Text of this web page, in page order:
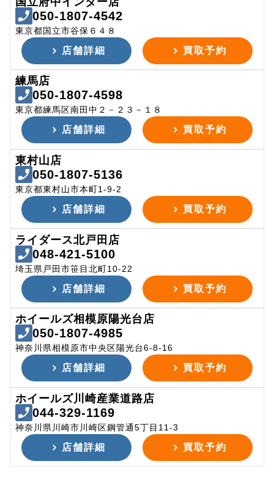
050-1807-4542
東京都国立市谷保６４８
店舗詳細 買取予約
練馬店
050-1807-4598
東京都練馬区南田中２－２３－１８
店舗詳細 買取予約
東村山店
050-1807-5136
東京都東村山市本町1-9-2
店舗詳細 買取予約
ライダース北戸田店
048-421-5100
埼玉県戸田市笹目北町10-22
店舗詳細 買取予約
ホイールズ相模原陽光台店
050-1807-4985
神奈川県相模原市中央区陽光台6-8-16
店舗詳細 買取予約
ホイールズ川崎産業道路店
044-329-1169
神奈川県川崎市川崎区鋼管通5丁目11-3
店舗詳細 買取予約